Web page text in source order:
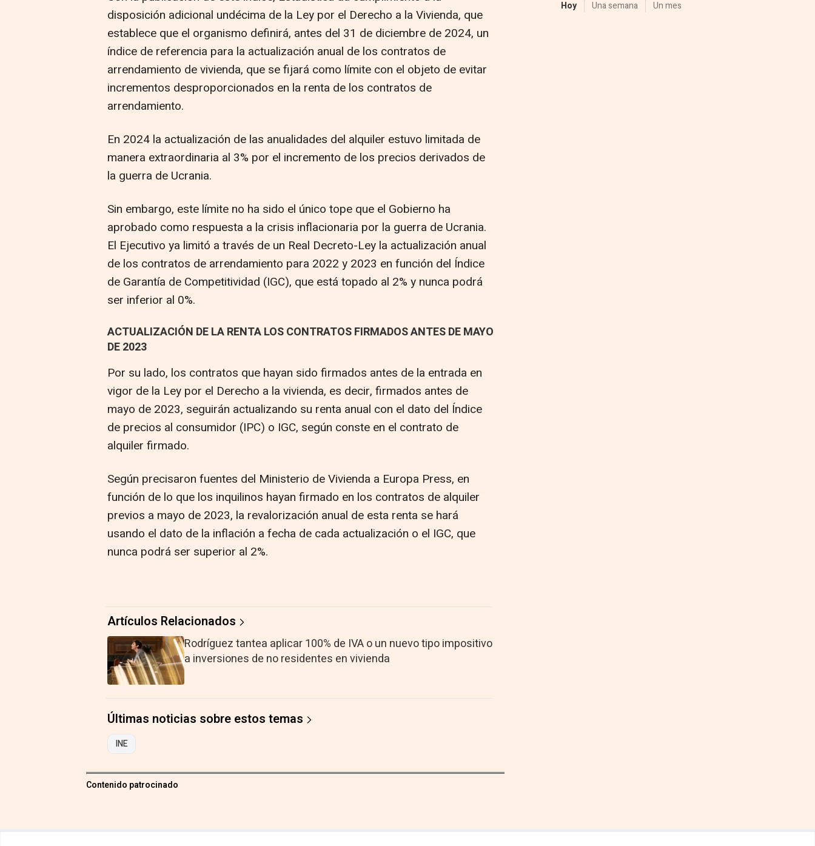
disposición adicional undécima de la Ley por el Derecho a la Vivienda, que
establece que el organismo definirá, antes del 31 de diciembre de 2024, un
índice de referencia para la actualización anual de los contratos de
arrendamiento de vivienda, que se fijará como límite con el objeto de evitar
incrementos desproporcionados en la renta de los contratos de
arrendamiento.
En 2024 la actualización de las anualidades del alquiler estuvo limitada de
manera extraordinaria al 3% por el incremento de los precios derivados de
la guerra de Ucrania.
Sin embargo, este límite no ha sido el único tope que el Gobierno ha
aprobado como respuesta a la crisis inflacionaria por la guerra de Ucrania.
El Ejecutivo ya limitó a través de un Real Decreto-Ley la actualización anual
de los contratos de arrendamiento para 2022 y 2023 en función del Índice
de Garantía de Competitividad (IGC), que está topado al 2% y nunca podrá
ser inferior al 0%.
ACTUALIZACIÓN DE LA RENTA LOS CONTRATOS FIRMADOS ANTES DE MAYO
DE 2023
Por su lado, los contratos que hayan sido firmados antes de la entrada en
vigor de la Ley por el Derecho a la vivienda, es decir, firmados antes de
mayo de 2023, seguirán actualizando su renta anual con el dato del Índice
de precios al consumidor (IPC) o IGC, según conste en el contrato de
alquiler firmado.
Según precisaron fuentes del Ministerio de Vivienda a Europa Press, en
función de lo que los inquilinos hayan firmado en los contratos de alquiler
previos a mayo de 2023, la revalorización anual de esta renta se hará
usando el dato de la inflación a fecha de cada actualización o el IGC, que
nunca podrá ser superior al 2%.
Artículos Relacionados
Rodríguez tantea aplicar 100% de IVA o un nuevo tipo impositivo
a inversiones de no residentes en vivienda
Últimas noticias sobre estos temas
INE
Contenido patrocinado
Hoy Una semana Un mes